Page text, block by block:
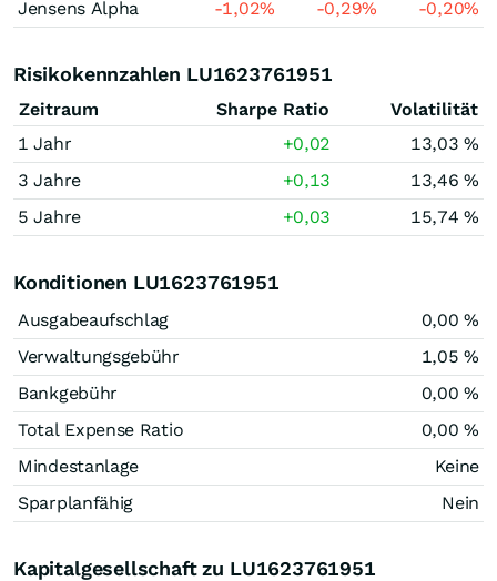
Jensens Alpha
-1,02% -0,29% -0,20%
Risikokennzahlen LU1623761951
Zeitraum Sharpe Ratio
Volatilität
1 Jahr
+0,02
13,03 %
3 Jahre
+0,13
13,46 %
5 Jahre
+0,03 15,74 %
Konditionen LU1623761951
Ausgabeaufschlag
0,00 %
Verwaltungsgebühr
1,05 %
Bankgebühr
0,00 %
Total Expense Ratio
0,00 %
Mindestanlage
Keine
Sparplanfähig
Nein
Kapitalgesellschaft zu LU1623761951